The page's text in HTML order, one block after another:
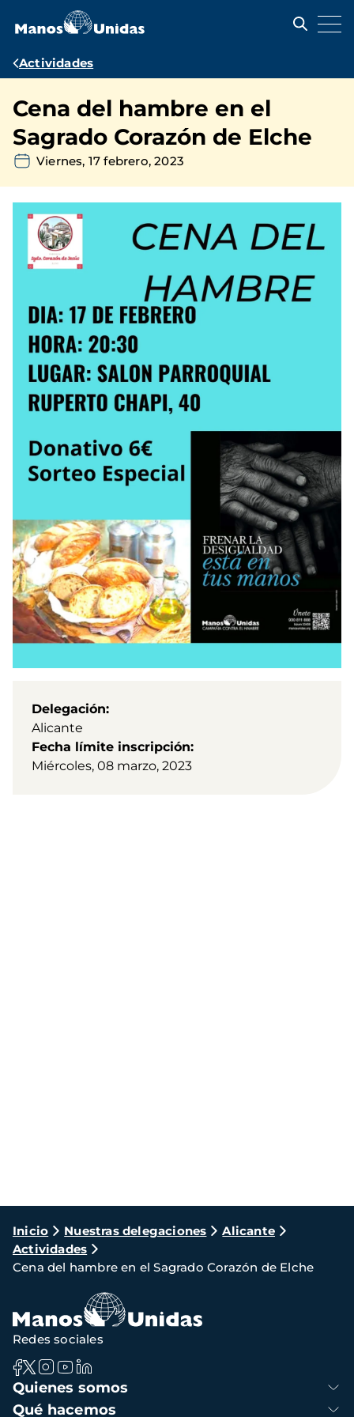
contenido
Ruta
navegación
Actividades
Cena del hambre en el
Sagrado Corazón de Elche
Viernes, 17 febrero, 2023
Delegación
Alicante
Fecha límite inscripción
Miércoles, 08 marzo, 2023
Ruta
de
navegación
Inicio Nuestras delegaciones
Alicante
Actividades
Cena del hambre en el Sagrado Corazón de Elche
Navegación
principal
Quienes somos
Qué hacemos
Redes sociales